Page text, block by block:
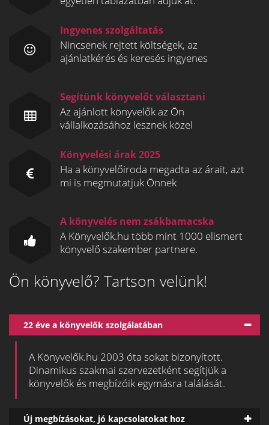
Ingyenes szolgáltatás
Nincsenek rejtett költségek, az
ajánlatkérés és keresés ingyenes
Segítünk könyvelőt választani
Az ajánlott könyvelők az Ön
vállalkozásához lesznek közel
Könyvelési árak 2025
Ha a könyvelőiroda megadta az árait, azt
mi is megmutatjuk Önnek
A könyvelés nem zsákbamacska
A Könyvelők.hu több mint 1000 elismert
könyvelő szakember partnere.
Ön könyvelő? Tartson velünk!
22 éve a könyvelők szolgálatában
A Könyvelők.hu 2003 óta sokat bizonyított.
Dinamikus szakmai szervezetként segítjük a
könyvelők és megbízóik egymásra találását.
Új megbízásokat, jó kapcsolatokat hoz